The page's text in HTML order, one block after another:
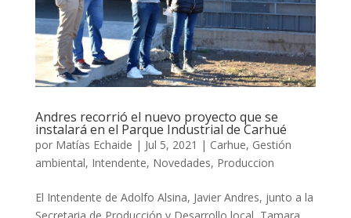
Andres recorrió el nuevo proyecto que se
instalará en el Parque Industrial de Carhué
por Matías Echaide | Jul 5, 2021 | Carhue, Gestión
ambiental, Intendente, Novedades, Produccion
El Intendente de Adolfo Alsina, Javier Andres, junto a la